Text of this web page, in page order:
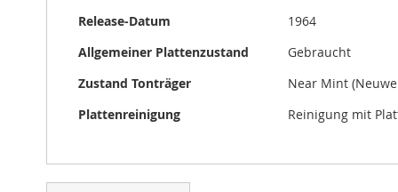
Release-Datum
1964
Allgemeiner Plattenzustand
Gebraucht
Zustand Tonträger
Near Mint
Plattenreinigung
Reinigung mit